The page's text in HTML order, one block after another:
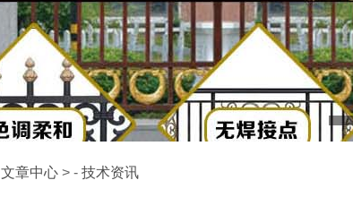
文章中心 > - 技术资讯